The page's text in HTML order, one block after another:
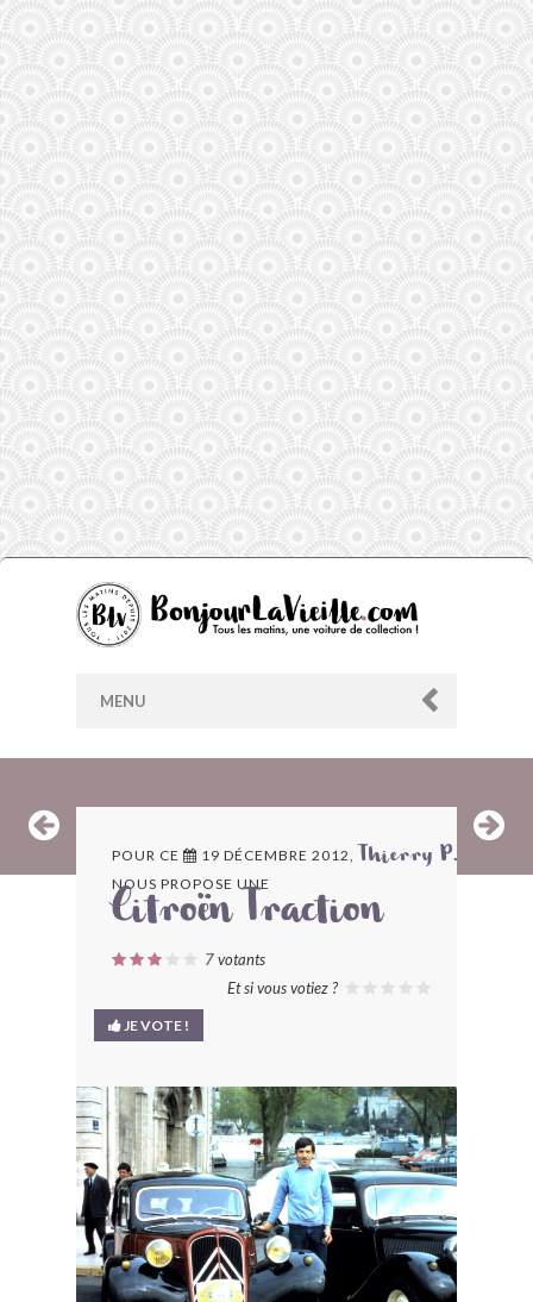
MENU
ARCHIVES
LES CONTRIBUTEURS
LE BLOG
BONJOURLAVIEILLE ?
MODÈLES ET MARQUES
COMMENT FONCTIONNE BLV ?
POUR CE 19 DÉCEMBRE 2012, Thierry P.
NOUS PROPOSE UNE
Citroën Traction
7votants
Et si vous votiez ?
JE VOTE !